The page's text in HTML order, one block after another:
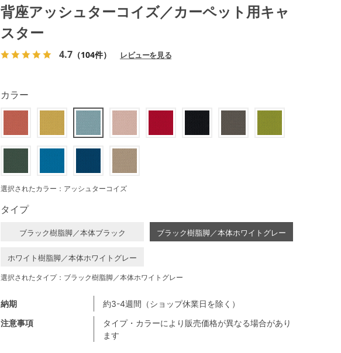
背座アッシュターコイズ／カーペット用キャ
スター
4.7 （104件） レビューを見る
注意事項
タイプ・カラーにより販売価格が異なる場合があり
ます
納期 約3-4週間（ショップ休業日を除く）
カラー
選択されたカラー：アッシュターコイズ
タイプ
ブラック樹脂脚／本体ブラック ブラック樹脂脚／本体ホワイトグレー
ホワイト樹脂脚／本体ホワイトグレー
選択されたタイプ：ブラック樹脂脚／本体ホワイトグレー